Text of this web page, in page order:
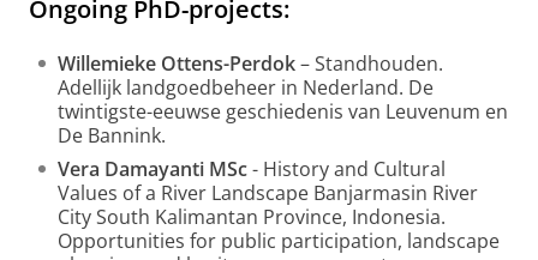
Ongoing PhD-projects:
Willemieke Ottens-Perdok– Standhouden.
Adellijk landgoedbeheer in Nederland. De
twintigste-eeuwse geschiedenis van Leuvenum en
De Bannink.
Vera Damayanti MSc- History and Cultural
Values of a River Landscape Banjarmasin River
City South Kalimantan Province, Indonesia.
Opportunities for public participation, landscape